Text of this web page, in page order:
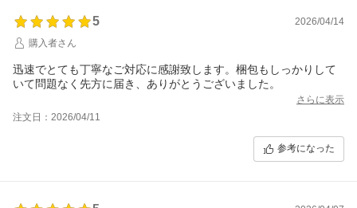
5
2026/04/14
購入者さん
迅速でとても丁寧なご対応に感謝致します。梱包もしっかりして
いて問題なく先方に届き、ありがとうございました。
さらに表示
注文日：2026/04/11
参考になった